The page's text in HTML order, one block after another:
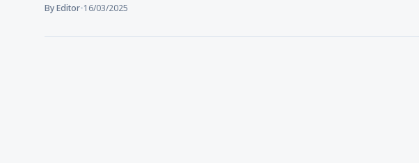
By Editor•16/03/2025